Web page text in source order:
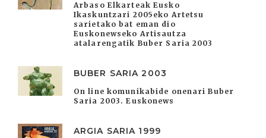
Arbaso Elkarteak Eusko
Ikaskuntzari 2005eko Artetsu
sarietako bat eman dio
Euskonewseko Artisautza
atalarengatik Buber Saria 2003
BUBER SARIA 2003
On line komunikabide onenari Buber
Saria 2003. Euskonews
ARGIA SARIA 1999